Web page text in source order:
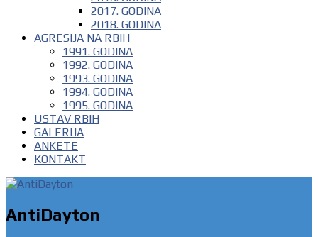
2017. GODINA
2018. GODINA
AGRESIJA NA RBIH
1991. GODINA
1992. GODINA
1993. GODINA
1994. GODINA
1995. GODINA
USTAV RBIH
GALERIJA
ANKETE
KONTAKT
AntiDayton